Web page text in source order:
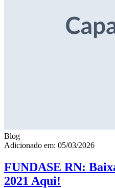
Blog
Adicionado em: 05/03/2026
FUNDASE RN:
2021 Aqui!